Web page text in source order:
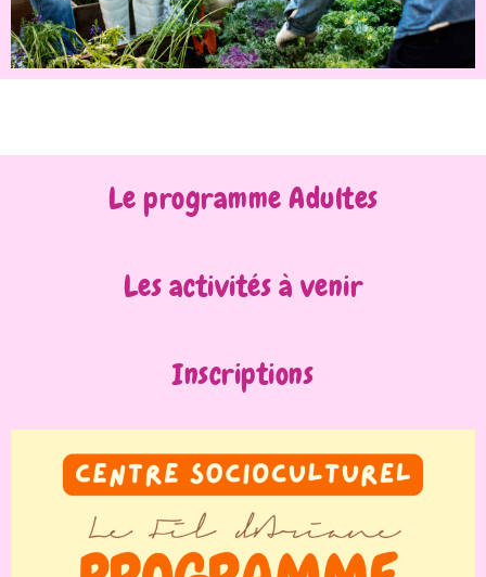
Le programme Adultes
Les activités à venir
Inscriptions